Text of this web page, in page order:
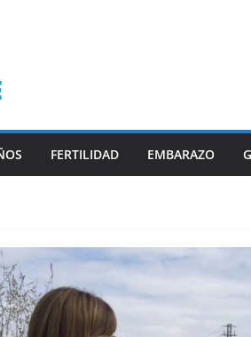
FERTILIDAD EMBARAZO